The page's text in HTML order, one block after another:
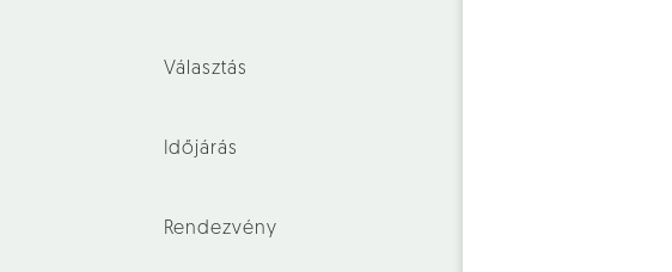
Választás
Időjárás
Rendezvény